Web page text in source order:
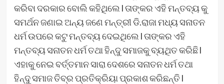
କରିବା ଦରକାର ବୋଲି କହିଥିଲେ l ତାଙ୍କର ଏହି ମନ୍ତବ୍ୟ କୁ
ସମର୍ଥନ ଜଣାଇ ଅନ୍ୟ ଜଣେ ମନ୍ତ୍ରୀ ଡି.ରାଜା ମଧ୍ୟ ସନାତନ
ଧର୍ମ ଉପରେ କଟୁ ମନ୍ତବ୍ୟ ଦେଇଥିଲେ l ତାଙ୍କର ଏହି
ମନ୍ତବ୍ୟ ସନାତନ ଧର୍ମ ତଥା ହିନ୍ଦୁ ସମାଜକୁ ବ୍ୟଥିତ କରିଛି l
ଏହାକୁ ନେଇ ବର୍ତ୍ତମାନ ସାରା ଦେଶରେ ସନାତନ ଧର୍ମ ତଥା
ହିନ୍ଦୁ ସମାଜ ତିବ୍ର ପ୍ରତିକ୍ରିୟା ପ୍ରକାଶ କରିଛନ୍ତି l